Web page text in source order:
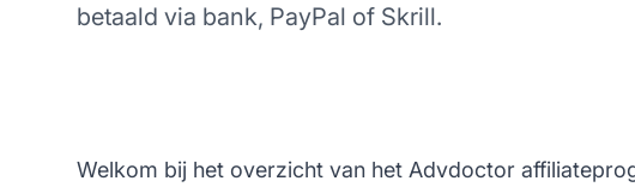
betaald via bank, PayPal of Skrill.
Welkom bij het overzicht van het Advdoctor